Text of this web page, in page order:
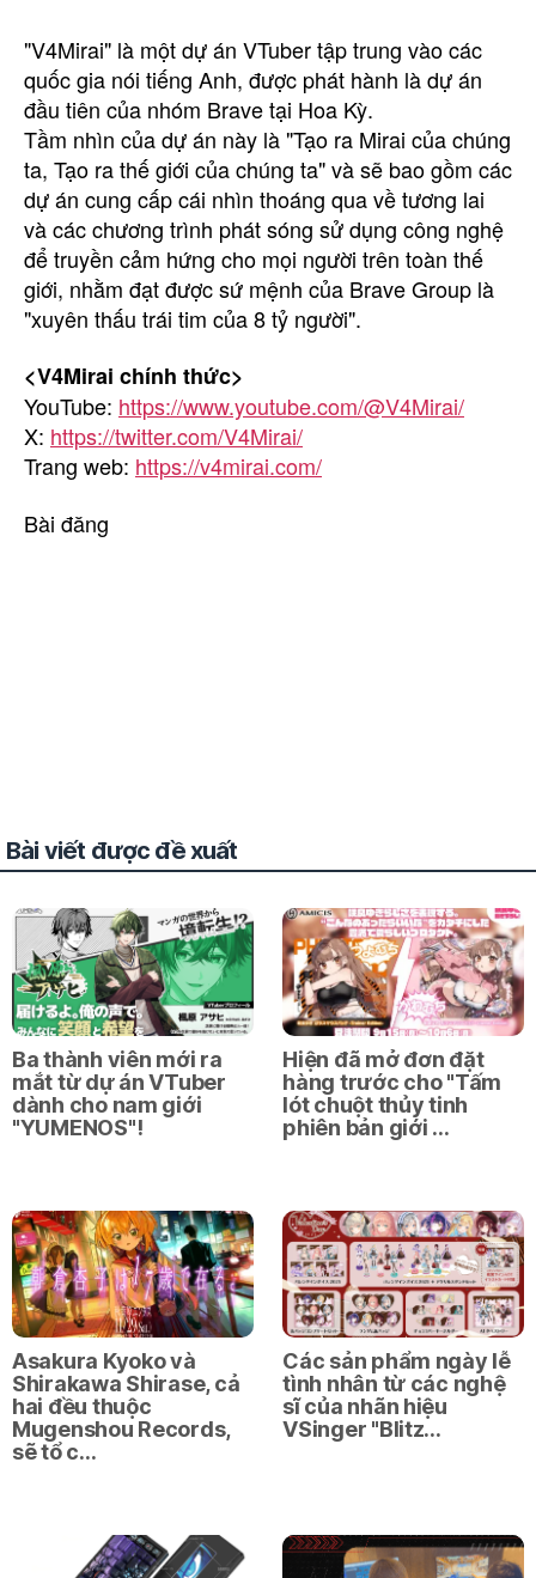
"V4Mirai" là một dự án VTuber tập trung vào các
quốc gia nói tiếng Anh, được phát hành là dự án
đầu tiên của nhóm Brave tại Hoa Kỳ.
Tầm nhìn của dự án này là "Tạo ra Mirai của chúng
ta, Tạo ra thế giới của chúng ta" và sẽ bao gồm các
dự án cung cấp cái nhìn thoáng qua về tương lai
và các chương trình phát sóng sử dụng công nghệ
để truyền cảm hứng cho mọi người trên toàn thế
giới, nhằm đạt được sứ mệnh của Brave Group là
"xuyên thấu trái tim của 8 tỷ người".
<V4Mirai chính thức>
YouTube: https://www.youtube.com/@V4Mirai/
X: https://twitter.com/V4Mirai/
Trang web: https://v4mirai.com/
Bài đăng
Bài viết được đề xuất
Ba thành viên mới ra
mắt từ dự án VTuber
dành cho nam giới
"YUMENOS"!
Hiện đã mở đơn đặt
hàng trước cho "Tấm
lót chuột thủy tinh
phiên bản giới …
Asakura Kyoko và
Shirakawa Shirase, cả
hai đều thuộc
Mugenshou Records,
sẽ tổ c…
Các sản phẩm ngày lễ
tình nhân từ các nghệ
sĩ của nhãn hiệu
VSinger "Blitz…